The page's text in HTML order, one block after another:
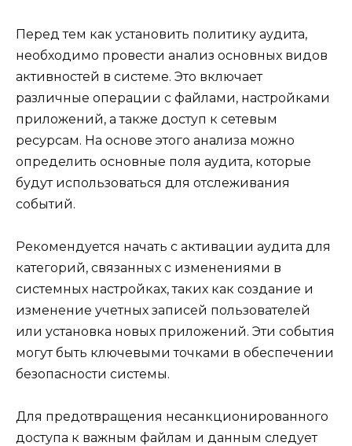
Перед тем как установить политику аудита,
необходимо провести анализ основных видов
активностей в системе. Это включает
различные операции с файлами, настройками
приложений, а также доступ к сетевым
ресурсам. На основе этого анализа можно
определить основные поля аудита, которые
будут использоваться для отслеживания
событий.
Рекомендуется начать с активации аудита для
категорий, связанных с изменениями в
системных настройках, таких как создание и
изменение учетных записей пользователей
или установка новых приложений. Эти события
могут быть ключевыми точками в обеспечении
безопасности системы.
Для предотвращения несанкционированного
доступа к важным файлам и данным следует